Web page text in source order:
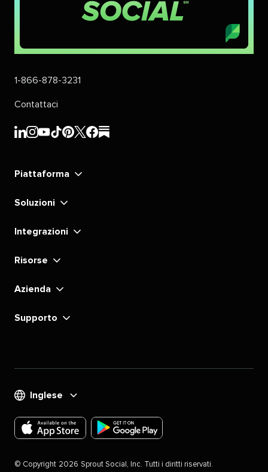
1-866-878-3231​​
Contattaci​​
Sprout
LinkedIn​​
Sprout
Instagram​​
Sprout
YouTube​​
Sprout
TikTok​​
Sprout
Pinterest​​
Sprout
Sprout
Sprout
Piattaforma​​
Soluzioni​​
Integrazioni​​
Risorse​​
Azienda​​
Supporto​​
Inglese​​
l'app
l'app
©​​ Copyright​​ 2026​​ Sprout Social, Inc. Tutti i diritti riservati.​​